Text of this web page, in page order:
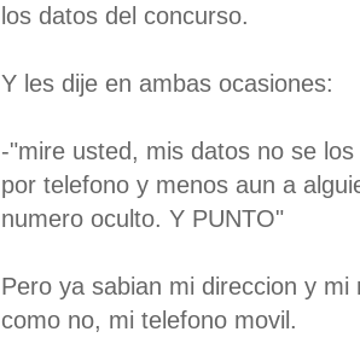
los datos del concurso.
Y les dije en ambas ocasiones:
-"mire usted, mis datos no se
por telefono y menos aun a
numero oculto. Y PUNTO"
Pero ya sabian mi direccion y
como no, mi telefono movil.